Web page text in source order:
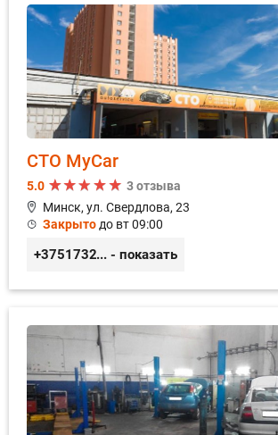
СТО MyCar
5.0
3 отзыва
Минск, ул. Свердлова, 23
Закрыто до вт 09:00
+375173212443... - показать